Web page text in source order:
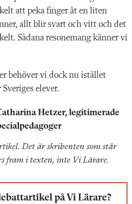
att peka finger åt en liten
allt blir svart och vitt och det
Sådana resonemang känner vi
behöver vi dock nu istället
elever.
Hetzer, legitimerade
Det är skribenten som står
fram i texten, inte Vi Lärare.
på Vi Lärare?